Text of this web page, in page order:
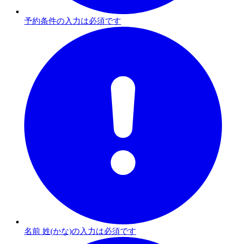
予約条件の入力は必須です
名前 姓(かな)の入力は必須です